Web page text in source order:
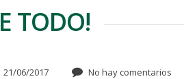
TODO!
21/06/2017 No hay comentarios